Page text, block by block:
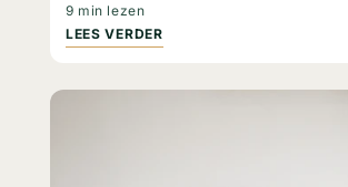
9 min lezen
LEES VERDER